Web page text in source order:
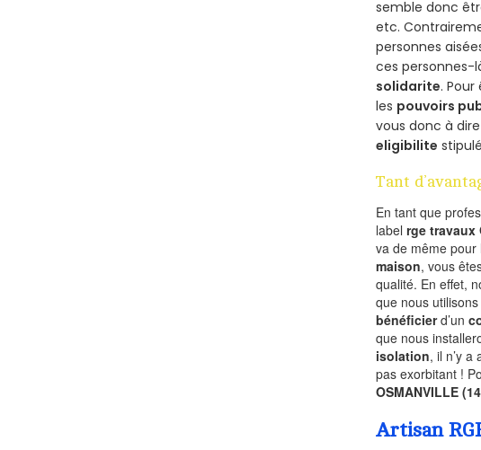
semble donc
etc.
personnes
ces personnes-
solidarite. Pour
les pouvoirs
vous donc à
eligibilite
Tant
En tant que
labelrge travaux
va de même pour
maison, vous
qualité. En effet,
que nous
bénéficierd’un
que nous
isolation, il n’y
pas exorbitant !
OSMANVILLE
Artisan